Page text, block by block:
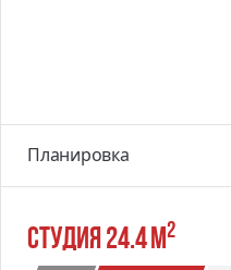
студия 24.4 м2
Планировка